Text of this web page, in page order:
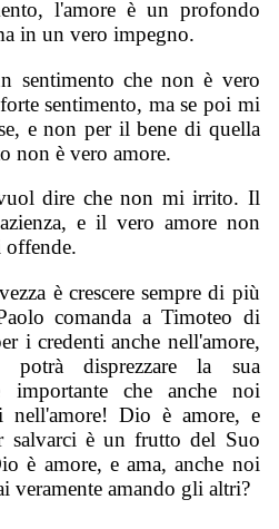
l'amore è un profondo
in un vero impegno.
sentimento che non è vero
sentimento, ma se poi mi
e non per il bene di quella
non è vero amore.
dire che non mi irrito. Il
e il vero amore non
offende.
è crescere sempre di più
comanda a Timoteo di
i credenti anche nell'amore,
potrà disprezzare la sua
importante che anche noi
nell'amore! Dio è amore, e
salvarci è un frutto del Suo
è amore, e ama, anche noi
veramente amando gli altri?